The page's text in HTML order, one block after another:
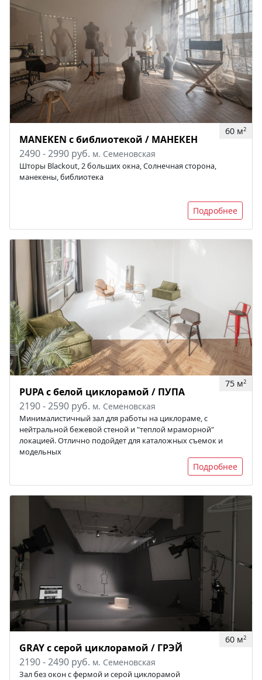
60 м2
MANEKEN с библиотекой / МАНЕКЕН
2490 - 2990 руб. м. Семеновская
Шторы Blackout, 2 больших окна, Солнечная сторона,
манекены, библиотека
Подробнее
75 м2
PUPA с белой циклорамой / ПУПА
2190 - 2590 руб. м. Семеновская
Минималистичный зал для работы на циклораме, с
нейтральной бежевой стеной и "теплой мраморной"
локацией. Отлично подойдет для каталожных съемок и
модельных
Подробнее
60 м2
GRAY с серой циклорамой / ГРЭЙ
2190 - 2490 руб. м. Семеновская
Зал без окон с фермой и серой циклорамой